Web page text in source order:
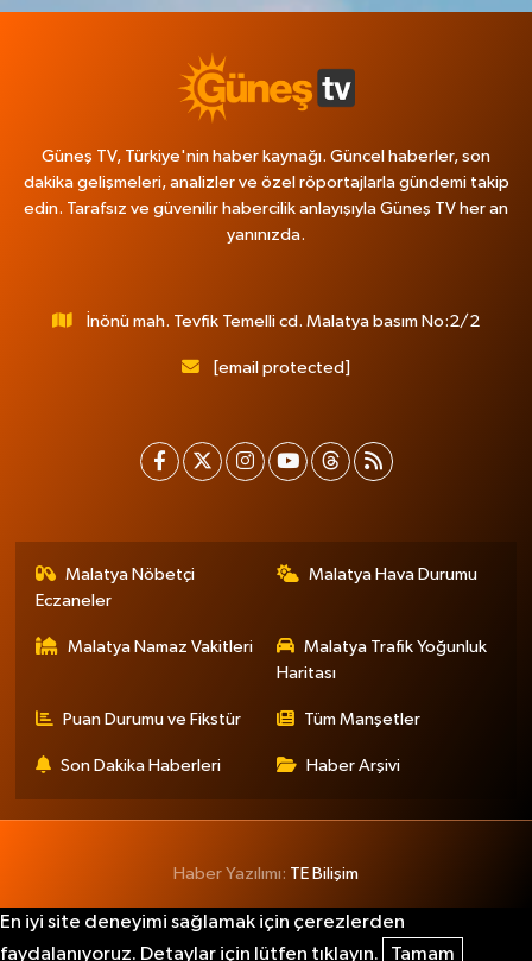
Güneş TV, Türkiye'nin haber kaynağı. Güncel haberler, son
dakika gelişmeleri, analizler ve özel röportajlarla gündemi takip
edin. Tarafsız ve güvenilir habercilik anlayışıyla Güneş TV her an
yanınızda.
İnönü mah. Tevfik Temelli cd. Malatya basım No:2/2
[email protected]
Malatya Nöbetçi
Eczaneler
Malatya Hava Durumu
Malatya Namaz Vakitleri
Malatya Trafik Yoğunluk
Haritası
Puan Durumu ve Fikstür Tüm Manşetler
Son Dakika Haberleri Haber Arşivi
Haber Yazılımı: TE Bilişim
En iyi site deneyimi sağlamak için çerezlerden
faydalanıyoruz. Detaylar için lütfen tıklayın.
Tamam